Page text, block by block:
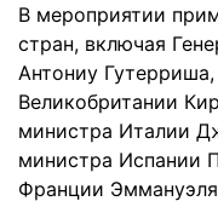
В мероприятии
стран, включая
Антониу
Великобритании
министра Италии
министра Испании
Франции